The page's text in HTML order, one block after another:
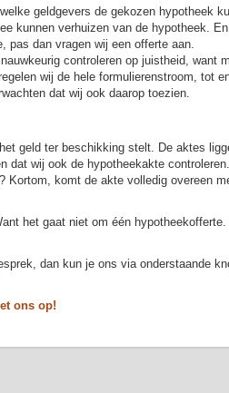
geldgevers de gekozen hypotheek
kunnen verhuizen van de hypotheek.
pas dan vragen wij een offerte aan.
controleren op juistheid, want
wij de hele formulierenstroom, tot
dat wij ook daarop toezien.
geld ter beschikking stelt. De aktes
dat wij ook de hypotheekakte
komt de akte volledig overeen
het gaat niet om één
dan kun je ons via onderstaande
ons op!